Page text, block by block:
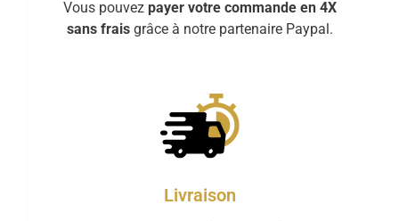
Vous pouvez payer votre commande en 4X
sans frais grâce à notre partenaire Paypal.
Livraison